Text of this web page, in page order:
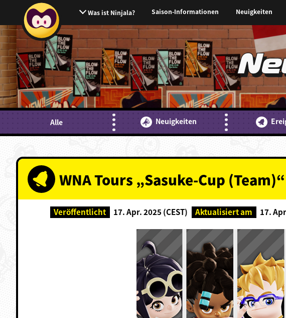
Was ist Ninjala? Saison-Informationen Neuigkeiten
Alle Neuigkeiten
WNA Tours „Sasuke-Cup (Team)“
Veröffentlicht 17. Apr. 2025 (CEST) Aktualisiert am 17.